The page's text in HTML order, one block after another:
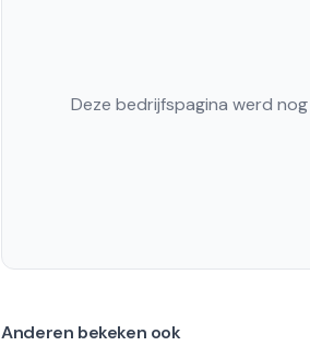
Deze bedrijfspagina werd
Anderen bekeken ook